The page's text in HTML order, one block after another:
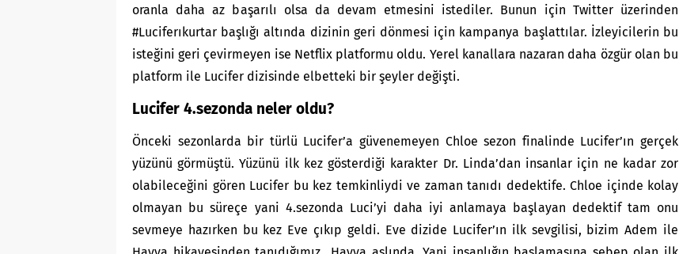
oranla daha az başarılı olsa da devam etmesini istediler. Bunun için Twitter üzerinden
#Luciferıkurtar başlığı altında dizinin geri dönmesi için kampanya başlattılar. İzleyicilerin bu
isteğini geri çevirmeyen ise Netflix platformu oldu. Yerel kanallara nazaran daha özgür olan bu
platform ile Lucifer dizisinde elbetteki bir şeyler değişti.
Lucifer 4.sezonda neler oldu?
Önceki sezonlarda bir türlü Lucifer’a güvenemeyen Chloe sezon finalinde Lucifer’ın gerçek
yüzünü görmüştü. Yüzünü ilk kez gösterdiği karakter Dr. Linda’dan insanlar için ne kadar zor
olabileceğini gören Lucifer bu kez temkinliydi ve zaman tanıdı dedektife. Chloe içinde kolay
olmayan bu süreçe yani 4.sezonda Luci’yi daha iyi anlamaya başlayan dedektif tam onu
sevmeye hazırken bu kez Eve çıkıp geldi. Eve dizide Lucifer’ın ilk sevgilisi, bizim Adem ile